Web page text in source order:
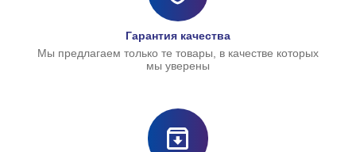
Гарантия качества
Мы предлагаем только те товары, в качестве которых
мы уверены